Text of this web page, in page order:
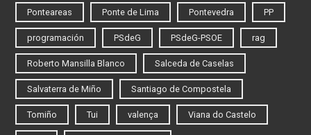
Ponteareas Ponte de Lima Pontevedra PP
programación PSdeG PSdeG-PSOE rag
Roberto Mansilla Blanco Salceda de Caselas
Salvaterra de Miño Santiago de Compostela
Tomiño Tui valença Viana do Castelo